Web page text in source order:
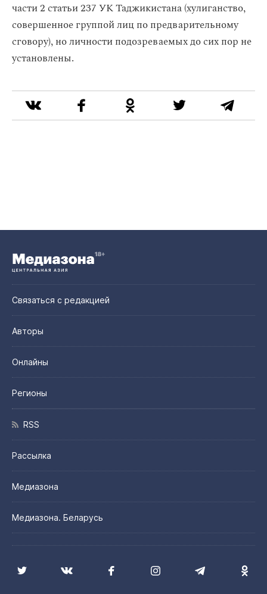
части 2 статьи 237 УК Таджикистана (хулиганство,
совершенное группой лиц по предварительному
сговору), но личности подозреваемых до сих пор не
установлены.
Связаться с редакцией
Авторы
Онлайны
Регионы
RSS
Рассылка
Медиазона
Медиазона. Беларусь